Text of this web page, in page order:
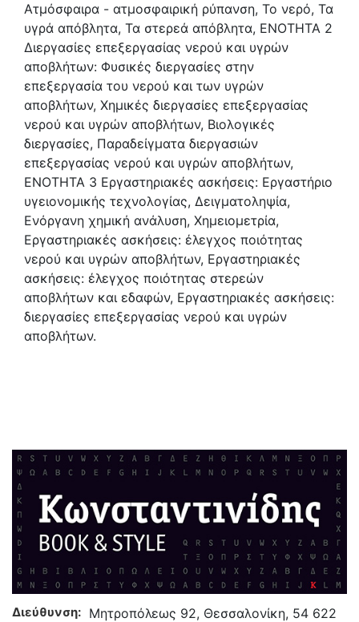
Ατμόσφαιρα - ατμοσφαιρική ρύπανση, Το νερό, Τα
υγρά απόβλητα, Τα στερεά απόβλητα, ΕΝΟΤΗΤΑ 2
Διεργασίες επεξεργασίας νερού και υγρών
αποβλήτων: Φυσικές διεργασίες στην
επεξεργασία του νερού και των υγρών
αποβλήτων, Χημικές διεργασίες επεξεργασίας
νερού και υγρών αποβλήτων, Βιολογικές
διεργασίες, Παραδείγματα διεργασιών
επεξεργασίας νερού και υγρών αποβλήτων,
ΕΝΟΤΗΤΑ 3 Εργαστηριακές ασκήσεις: Εργαστήριο
υγειονομικής τεχνολογίας, Δειγματοληψία,
Ενόργανη χημική ανάλυση, Χημειομετρία,
Εργαστηριακές ασκήσεις: έλεγχος ποιότητας
νερού και υγρών αποβλήτων, Εργαστηριακές
ασκήσεις: έλεγχος ποιότητας στερεών
αποβλήτων και εδαφών, Εργαστηριακές ασκήσεις:
διεργασίες επεξεργασίας νερού και υγρών
αποβλήτων.
Διεύθυνση: Μητροπόλεως 92, Θεσσαλονίκη, 54 622